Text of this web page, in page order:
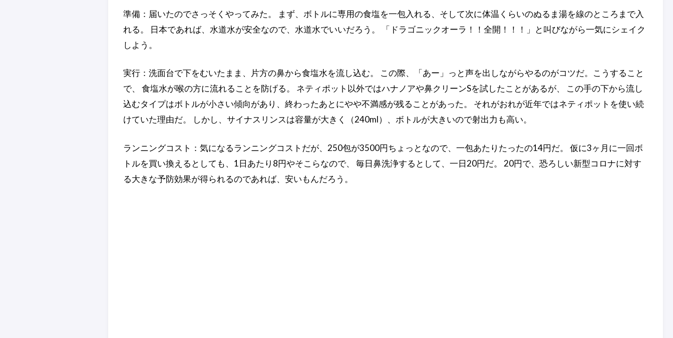
準備：届いたのでさっそくやってみた。 まず、ボトルに専用の食塩を一包入れる、そして次に体温くらいのぬるま湯を線のところまで入
れる。 日本であれば、水道水が安全なので、水道水でいいだろう。 「ドラゴニックオーラ！！全開！！！」と叫びながら一気にシェイク
しよう。
実行：洗面台で下をむいたまま、片方の鼻から食塩水を流し込む。 この際、「あー」っと声を出しながらやるのがコツだ。こうすること
で、 食塩水が喉の方に流れることを防げる。 ネティポット以外ではハナノアや鼻クリーンSを試したことがあるが、 この手の下から流し
込むタイプはボトルが小さい傾向があり、終わったあとにやや不満感が残ることがあった。 それがおれが近年ではネティポットを使い続
けていた理由だ。 しかし、サイナスリンスは容量が大きく（240ml）、ボトルが大きいので射出力も高い。
ランニングコスト：気になるランニングコストだが、250包が3500円ちょっとなので、一包あたりたったの14円だ。 仮に3ヶ月に一回ボ
トルを買い換えるとしても、1日あたり8円やそこらなので、 毎日鼻洗浄するとして、一日20円だ。 20円で、恐ろしい新型コロナに対す
る大きな予防効果が得られるのであれば、安いもんだろう。